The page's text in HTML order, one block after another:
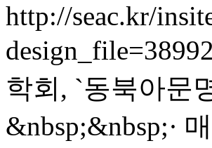
http://seac.kr/
학회, `동북아문
&nbsp;&nbsp;·